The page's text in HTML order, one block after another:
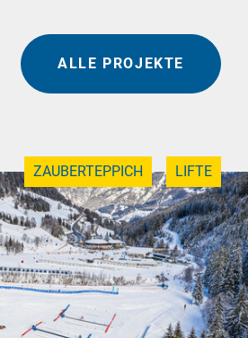
ALLE PROJEKTE
ZAUBERTEPPICH LIFTE